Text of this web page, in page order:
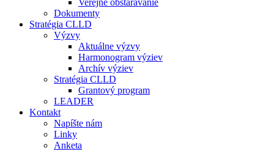
Verejné obstarávanie
Dokumenty
Stratégia CLLD
Výzvy
Aktuálne výzvy
Harmonogram výziev
Archív výziev
Stratégia CLLD
Grantový program
LEADER
Kontakt
Napíšte nám
Linky
Anketa